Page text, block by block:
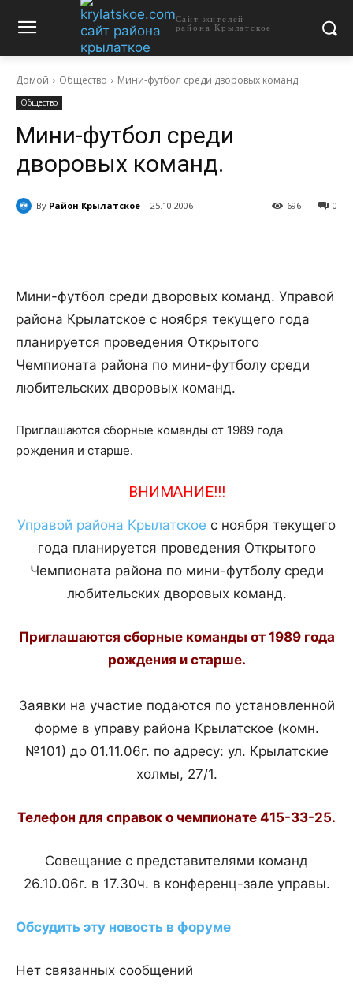
Сайт жителей
района Крылатское
Домой Общество Мини-футбол среди дворовых команд.
Общество
Мини-футбол среди
дворовых команд.
By Район Крылатское 25.10.2006 0
696
Мини-футбол среди дворовых команд. Управой
района Крылатское с ноября текущего года
планируется проведения Открытого
Чемпионата района по мини-футболу среди
любительских дворовых команд.
Приглашаются сборные команды от 1989 года
рождения и старше.
ВНИМАНИЕ!!!
Управой района Крылатское с ноября текущего
года планируется проведения Открытого
Чемпионата района по мини-футболу среди
любительских дворовых команд.
Приглашаются сборные команды от 1989 года
рождения и старше.
Заявки на участие подаются по установленной
форме в управу района Крылатское (комн.
№101) до 01.11.06г. по адресу: ул. Крылатские
холмы, 27/1.
Телефон для справок о чемпионате 415-33-25.
Совещание с представителями команд
26.10.06г. в 17.30ч. в конференц-зале управы.
Обсудить эту новость в форуме
Нет связанных сообщений